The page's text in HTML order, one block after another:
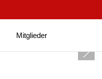
Mitglieder